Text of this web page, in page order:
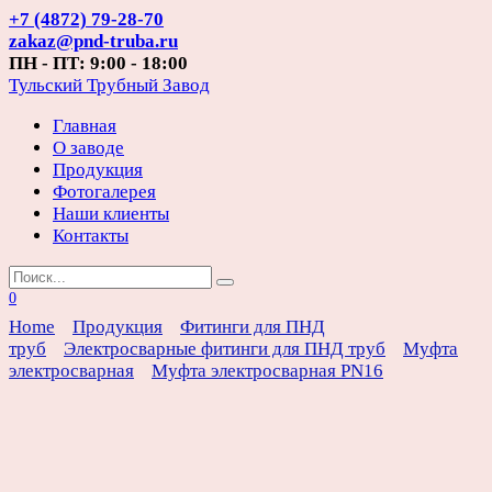
Перейти
к
содержанию
+7 (4872) 79-28-70
zakaz@pnd-truba.ru
ПН - ПТ: 9:00 - 18:00
Тульский Трубный Завод
Главная
О заводе
Продукция
Фотогалерея
Наши клиенты
Контакты
Search
for:
0
Home Продукция
Фитинги для ПНД
труб
Электросварные фитинги для ПНД труб
Муфта
электросварная
Муфта электросварная PN16